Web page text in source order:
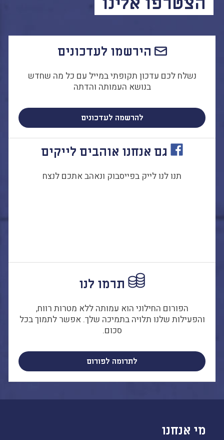
הירשמו לעדכונים
נשלח לכם עדכון תקופתי במייל עם כל מה שחדש
בנושא העמותה והדתה
להרשמה לעדכונים
גם אנחנו אוהבים לייקים
תנו לנו לייק בפייסבוק ונאהב אתכם לנצח
תרמו לנו
הפורום החילוני הוא עמותה ללא מטרות רווח,
והפעילות שלנו תלויה בתמיכה שלך. אפשר לתמוך בכל
סכום.
לתרומה לפורום
מי אנחנו